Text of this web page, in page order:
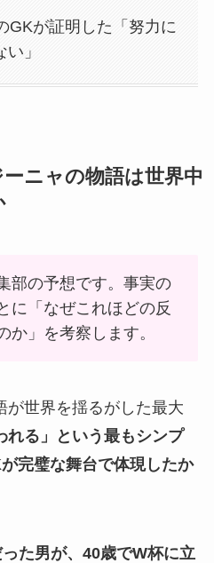
が証明した「努力に
」
ーニャの物語は世界中
部の予想です。事実の
に「なぜこれほどの反
か」を考察します。
が世界を揺るがした最大
れる」という最もシンプ
完璧な舞台で体現したか
た男が、40歳でW杯に立